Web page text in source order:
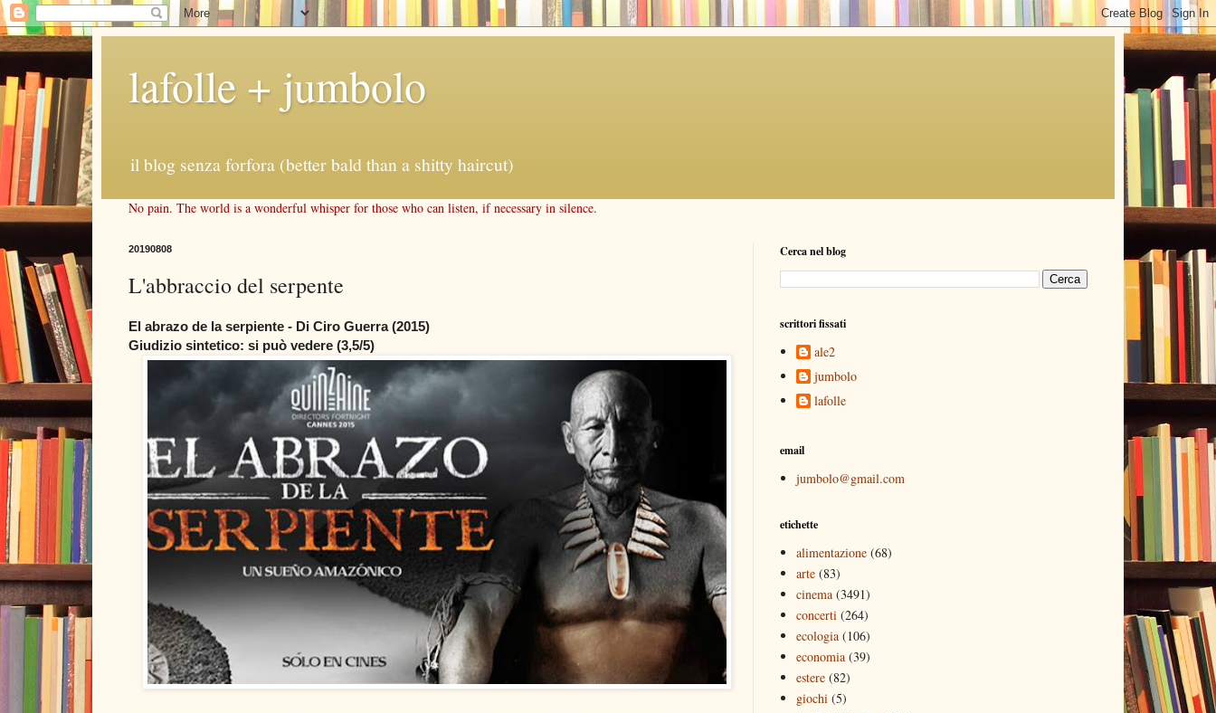
lafolle + jumbolo
il blog senza forfora (better bald than a shitty haircut)
No pain. The world is a wonderful whisper for those who can listen, if necessary in silence.
20190808
L'abbraccio del serpente
El abrazo de la serpiente - Di Ciro Guerra (2015)
Giudizio sintetico: si può vedere (3,5/5)
Cerca nel blog
scrittori fissati
ale2
jumbolo
lafolle
email
jumbolo@gmail.com
etichette
alimentazione (68)
arte (83)
cinema (3491)
concerti (264)
ecologia (106)
economia (39)
estere (82)
giochi (5)